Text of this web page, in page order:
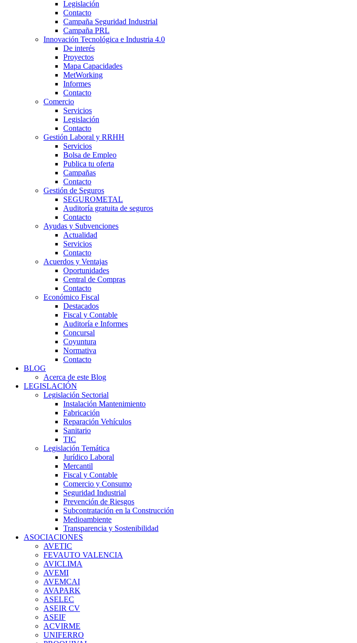
Legislación
Contacto
Campaña Seguridad Industrial
Campaña PRL
Innovación Tecnológica e Industria 4.0
De interés
Proyectos
Mapa Capacidades
MetWorking
Informes
Contacto
Comercio
Servicios
Legislación
Contacto
Gestión Laboral y RRHH
Servicios
Bolsa de Empleo
Publica tu oferta
Campañas
Contacto
Gestión de Seguros
SEGUROMETAL
Auditoría gratuita de seguros
Contacto
Ayudas y Subvenciones
Actualidad
Servicios
Contacto
Acuerdos y Ventajas
Oportunidades
Central de Compras
Contacto
Económico Fiscal
Destacados
Fiscal y Contable
Auditoría e Informes
Concursal
Coyuntura
Normativa
Contacto
BLOG
Acerca de este Blog
LEGISLACIÓN
Legislación Sectorial
Instalación Mantenimiento
Fabricación
Reparación Vehículos
Sanitario
TIC
Legislación Temática
Jurídico Laboral
Mercantil
Fiscal y Contable
Comercio y Consumo
Seguridad Industrial
Prevención de Riesgos
Subcontratación en la Construcción
Medioambiente
Transparencia y Sostenibilidad
ASOCIACIONES
AVETIC
FEVAUTO VALENCIA
AVICLIMA
AVEMI
AVEMCAI
AVAPARK
ASELEC
ASEIR CV
ASEIF
ACVIRME
UNIFERRO